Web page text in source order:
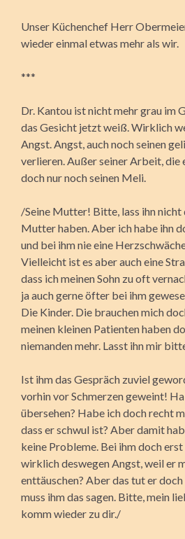
Unser Küchenchef Herr
wieder einmal etwas mehr als wir.
***
Dr. Kantou ist nicht mehr grau im
das Gesicht jetzt weiß. Wirklich
Angst. Angst, auch noch seinen
verlieren. Außer seiner Arbeit,
doch nur noch seinen Meli.
/Seine Mutter! Bitte, lass ihn nicht
Mutter haben. Aber ich habe ihn
und bei ihm nie eine
Vielleicht ist es aber auch eine
dass ich meinen Sohn zu oft
ja auch gerne öfter bei ihm
Die Kinder. Die brauchen mich
meinen kleinen Patienten haben
niemanden mehr. Lasst ihn mir
Ist ihm das Gespräch zuviel
vorhin vor Schmerzen geweint!
übersehen? Habe ich doch recht
dass er schwul ist? Aber damit
keine Probleme. Bei ihm doch
wirklich deswegen Angst, weil er
enttäuschen? Aber das tut er
muss ihm das sagen. Bitte, mein
komm wieder zu dir./